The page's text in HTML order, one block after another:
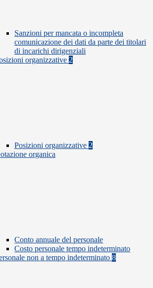
Sanzioni per mancata o incompleta
comunicazione dei dati da parte dei titolari
di incarichi dirigenziali
organizzative 2
Posizioni organizzative 2
organica
Conto annuale del personale
Costo personale tempo indeterminato
non a tempo indeterminato 8